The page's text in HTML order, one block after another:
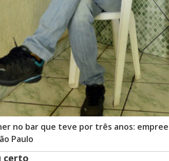
no bar que teve por três anos:
Paulo
certo